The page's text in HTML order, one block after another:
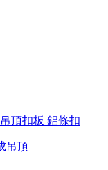
頂扣板 鋁條扣
吊頂